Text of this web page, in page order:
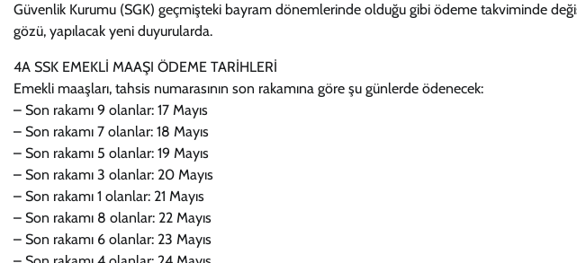
Güvenlik Kurumu (SGK) geçmişteki bayram dönemlerinde olduğu gibi ödeme takviminde
gözü, yapılacak yeni duyurularda.
4A SSK EMEKLİ MAAŞI ÖDEME TARİHLERİ
Emekli maaşları, tahsis numarasının son rakamına göre şu günlerde ödenecek:
– Son rakamı 9 olanlar: 17 Mayıs
– Son rakamı 7 olanlar: 18 Mayıs
– Son rakamı 5 olanlar: 19 Mayıs
– Son rakamı 3 olanlar: 20 Mayıs
– Son rakamı 1 olanlar: 21 Mayıs
– Son rakamı 8 olanlar: 22 Mayıs
– Son rakamı 6 olanlar: 23 Mayıs